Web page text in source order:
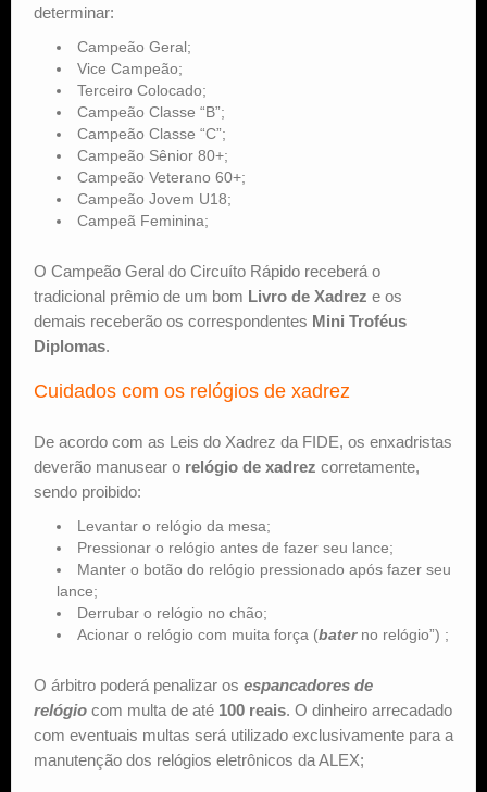
determinar:
Campeão Geral;
Vice Campeão;
Terceiro Colocado;
Campeão Classe “B”;
Campeão Classe “C”;
Campeão Sênior 80+;
Campeão Veterano 60+;
Campeão Jovem U18;
Campeã Feminina;
O Campeão Geral do Circuíto Rápido receberá o
tradicional prêmio de um bom Livro de Xadrez e os
demais receberão os correspondentes Mini Troféus
Diplomas.
Cuidados com os relógios de xadrez
De acordo com as Leis do Xadrez da FIDE, os enxadristas
deverão manusear o relógio de xadrez corretamente,
sendo proibido:
Levantar o relógio da mesa;
Pressionar o relógio antes de fazer seu lance;
Manter o botão do relógio pressionado após fazer seu
lance;
Derrubar o relógio no chão;
Acionar o relógio com muita força (baterno relógio”) ;
O árbitro poderá penalizar os espancadores de
relógio com multa de até 100 reais. O dinheiro arrecadado
com eventuais multas será utilizado exclusivamente para a
manutenção dos relógios eletrônicos da ALEX;